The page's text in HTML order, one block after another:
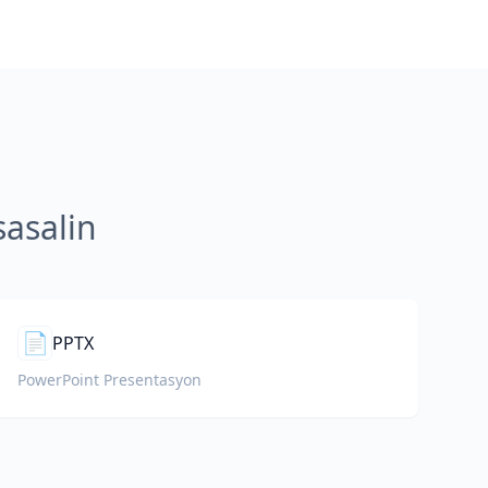
📄 PPTX
PowerPoint Presentasyon